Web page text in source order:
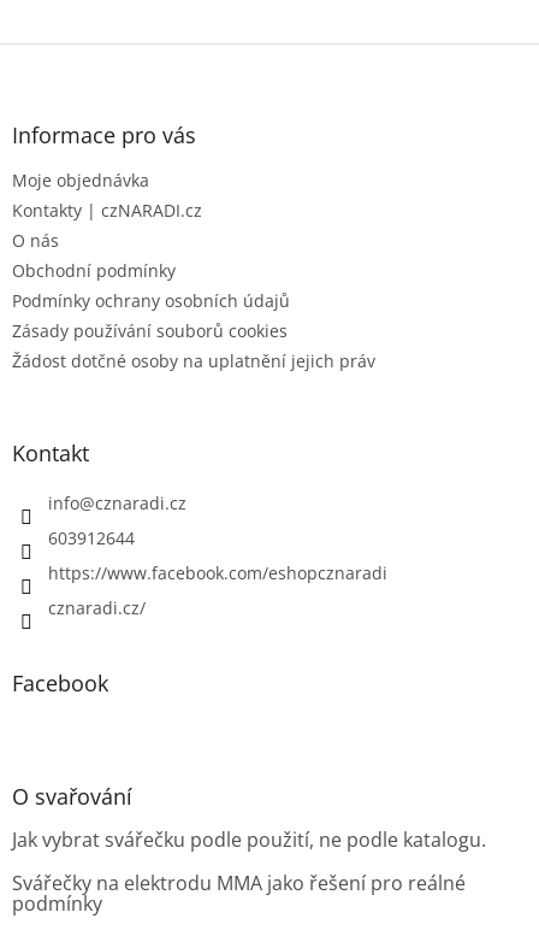
Z
Informace pro vás
Moje objednávka
Kontakty | czNARADI.cz
O nás
Obchodní podmínky
Podmínky ochrany osobních údajů
Zásady používání souborů cookies
Žádost dotčné osoby na uplatnění jejich práv
Kontakt
info@cznaradi.cz
603912644
https://www.facebook.com/eshopcznaradi
cznaradi.cz/
Facebook
O svařování
Jak vybrat svářečku podle použití, ne podle katalogu.
Svářečky na elektrodu MMA jako řešení pro reálné
podmínky